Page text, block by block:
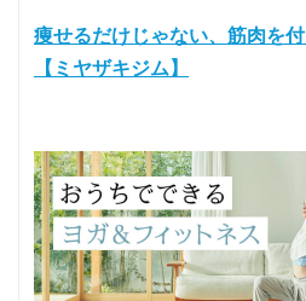
痩せるだけじゃない、筋肉を
【ミヤザキジム】